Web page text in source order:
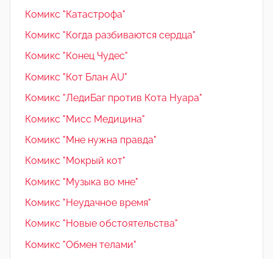
Комикс "Катастрофа"
Комикс "Когда разбиваются сердца"
Комикс "Конец Чудес"
Комикс "Кот Блан AU"
Комикс "ЛедиБаг против Кота Нуара"
Комикс "Мисс Медицина"
Комикс "Мне нужна правда"
Комикс "Мокрый кот"
Комикс "Музыка во мне"
Комикс "Неудачное время"
Комикс "Новые обстоятельства"
Комикс "Обмен телами"